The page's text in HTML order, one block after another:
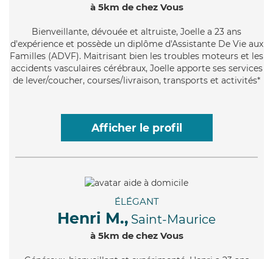
à 5km de chez Vous
Bienveillante, dévouée et altruiste, Joelle a 23 ans
d'expérience et possède un diplôme d'Assistante De Vie aux
Familles (ADVF). Maitrisant bien les troubles moteurs et les
accidents vasculaires cérébraux, Joelle apporte ses services
de lever/coucher, courses/livraison, transports et activités*
Afficher le profil
ÉLÉGANT
Henri M., Saint-Maurice
à 5km de chez Vous